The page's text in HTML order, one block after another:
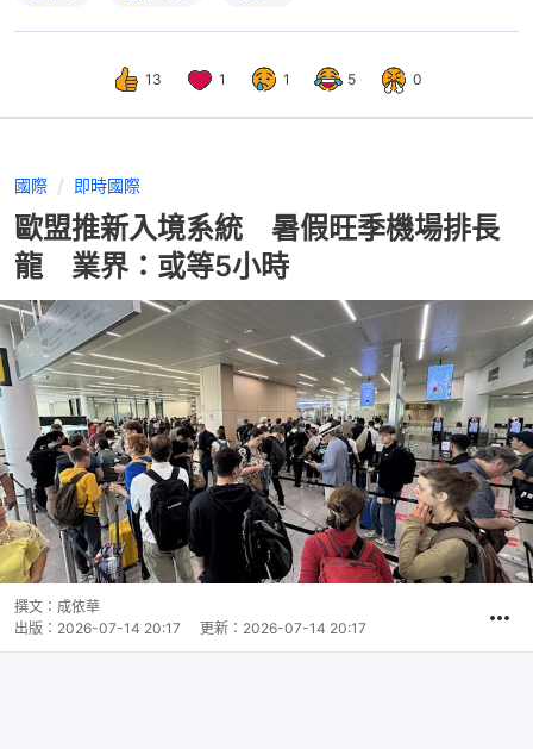
13 1 1 5 0
國際 即時國際
歐盟推新入境系統 暑假旺季機場排長
龍 業界：或等5小時
撰文： 成依華
出版： 2026-07-14 20:17 更新： 2026-07-14 20:17